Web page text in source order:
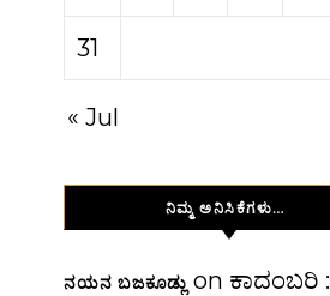
31
« Jul
ನಿಮ್ಮ ಅನಿಸಿಕೆಗಳು…
ನಯನ ಬಜಕೂಡ್ಲು on ಕಾದಂಬರಿ :